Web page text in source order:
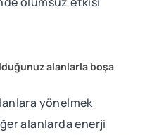
alanlarla boşa
yönelmek
alanlarda enerji